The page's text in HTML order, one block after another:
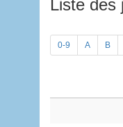
Liste des
0-9 A B